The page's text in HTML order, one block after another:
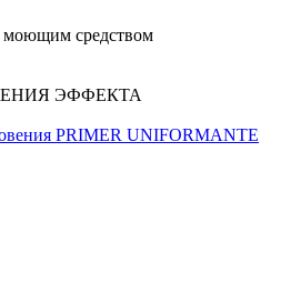
средством
ЭФФЕКТА
PRIMER UNIFORMANTE